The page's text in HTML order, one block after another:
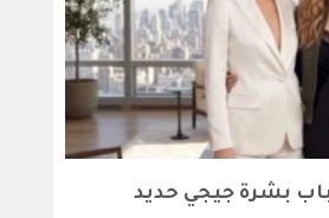
بشرة جيجي حديد